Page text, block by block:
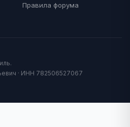
Правила форума
· ИНН 782506527067